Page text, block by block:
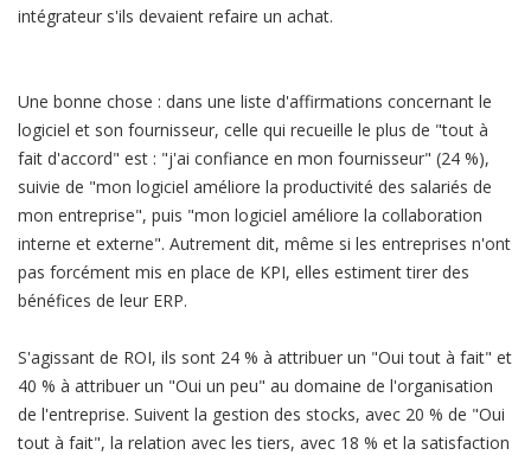
intégrateur s'ils devaient refaire un achat.
Une bonne chose : dans une liste d'affirmations concernant le
logiciel et son fournisseur, celle qui recueille le plus de "tout à
fait d'accord" est : "j'ai confiance en mon fournisseur" (24 %),
suivie de "mon logiciel améliore la productivité des salariés de
mon entreprise", puis "mon logiciel améliore la collaboration
interne et externe". Autrement dit, même si les entreprises n'ont
pas forcément mis en place de KPI, elles estiment tirer des
bénéfices de leur ERP.
S'agissant de ROI, ils sont 24 % à attribuer un "Oui tout à fait" et
40 % à attribuer un "Oui un peu" au domaine de l'organisation
de l'entreprise. Suivent la gestion des stocks, avec 20 % de "Oui
tout à fait", la relation avec les tiers, avec 18 % et la satisfaction